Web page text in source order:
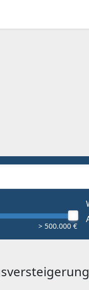
> 500.000 €